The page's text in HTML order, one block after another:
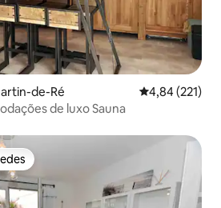
de-Ré 4,84 de uma
4,84 (221)
de luxo Sauna
dos hóspedes